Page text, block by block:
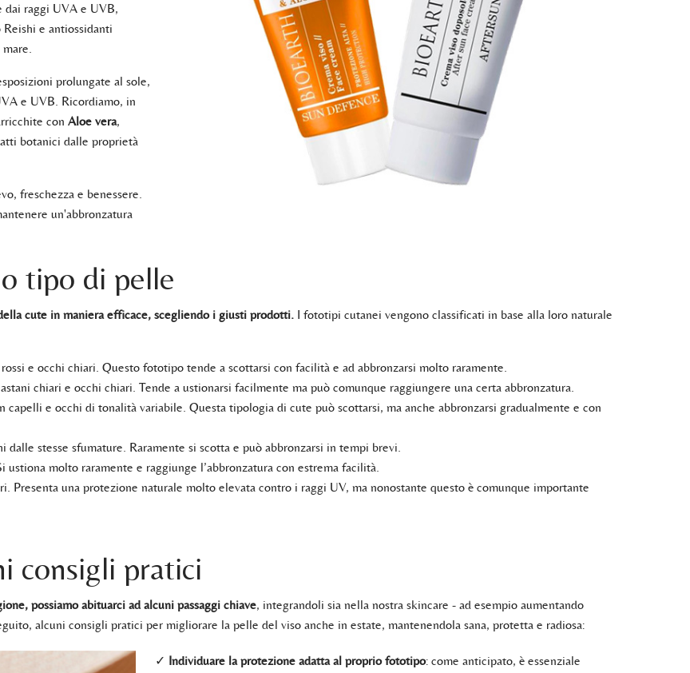
dai raggi UVA e UVB,
e antiossidanti
prolungate al sole,
e UVB. Ricordiamo, in
con Aloe vera,
botanici dalle proprietà
freschezza e benessere.
un'abbronzatura
tipo di pelle
cute in maniera efficace, scegliendo i giusti prodotti. I fototipi cutanei vengono classificati in base alla loro naturale
e occhi chiari. Questo fototipo tende a scottarsi con facilità e ad abbronzarsi molto raramente.
chiari e occhi chiari. Tende a ustionarsi facilmente ma può comunque raggiungere una certa abbronzatura.
capelli e occhi di tonalità variabile. Questa tipologia di cute può scottarsi, ma anche abbronzarsi gradualmente e con
dalle stesse sfumature. Raramente si scotta e può abbronzarsi in tempi brevi.
molto raramente e raggiunge l’abbronzatura con estrema facilità.
Presenta una protezione naturale molto elevata contro i raggi UV, ma nonostante questo è comunque importante
consigli pratici
possiamo abituarci ad alcuni passaggi chiave, integrandoli sia nella nostra skincare - ad esempio aumentando
alcuni consigli pratici per migliorare la pelle del viso anche in estate, mantenendola sana, protetta e radiosa:
✓ Individuare la protezione adatta al proprio fototipo: come anticipato, è essenziale